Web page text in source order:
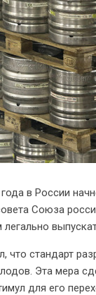
в России
Союза
что стандарт
Эта мера
для его